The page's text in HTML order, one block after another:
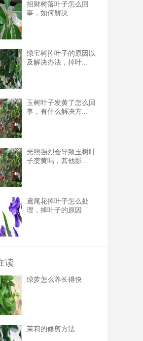
招财树落叶子怎么回
事，如何解决
绿宝树掉叶子的原因以
及解决办法，掉叶...
玉树叶子发黄了怎么回
事，有什么解决方...
光照强烈会导致玉树叶
子变黄吗，其他影...
鸢尾花掉叶子怎么处
理，掉叶子的原因
读
绿萝怎么养长得快
茉莉的修剪方法